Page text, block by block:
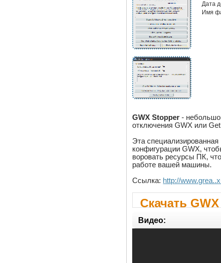
Дата
Имя
GWX Stopper -
отключения GWX или
Эта
конфигурации GWX,
воровать ресурсы ПК,
работе вашей машины.
Ссылка: http://
Скачать
Видео: